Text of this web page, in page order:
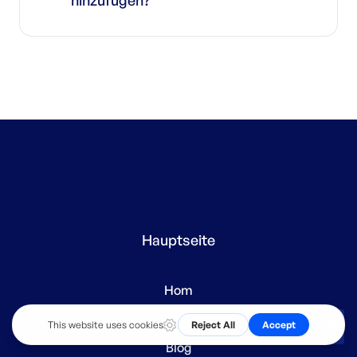
möchten, müssen Sie auf
Preisplanupgraden.
Konkurrenz abheben.
Hauptseite
Hom
Preise
Blog